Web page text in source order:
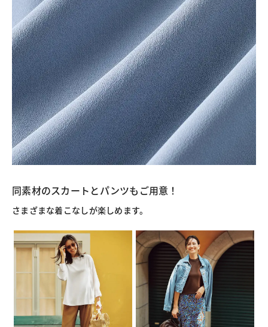
同素材のスカートとパンツもご用意！
さまざまな着こなしが楽しめます。